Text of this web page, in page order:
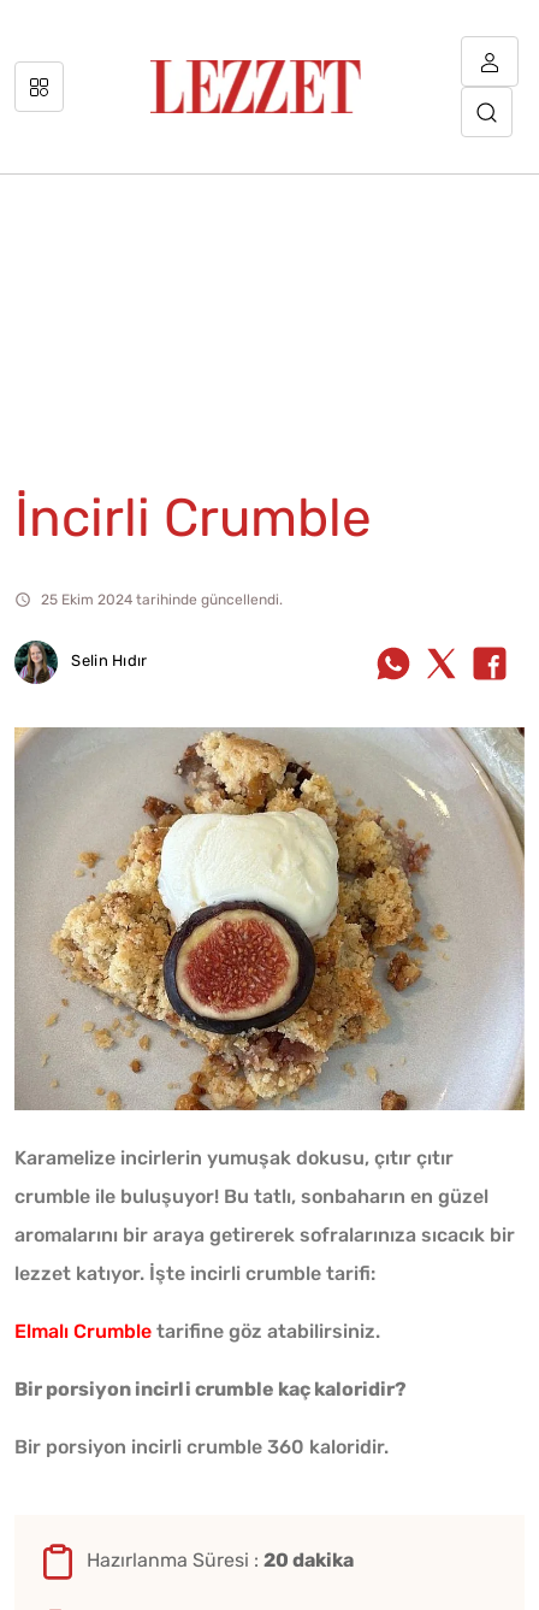
İncirli Crumble
25 Ekim 2024 tarihinde güncellendi.
Selin Hıdır
Karamelize incirlerin yumuşak dokusu, çıtır çıtır
crumble ile buluşuyor! Bu tatlı, sonbaharın en güzel
aromalarını bir araya getirerek sofralarınıza sıcacık bir
lezzet katıyor. İşte incirli crumble tarifi:
Elmalı Crumble tarifine göz atabilirsiniz.
Bir porsiyon incirli crumble kaç kaloridir?
Bir porsiyon incirli crumble 360 kaloridir.
Hazırlanma Süresi : 20 dakika